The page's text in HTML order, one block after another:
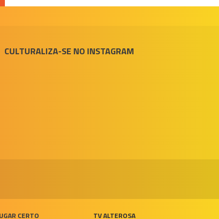
CULTURALIZA-SE NO INSTAGRAM
CERTO TV ALTEROSA